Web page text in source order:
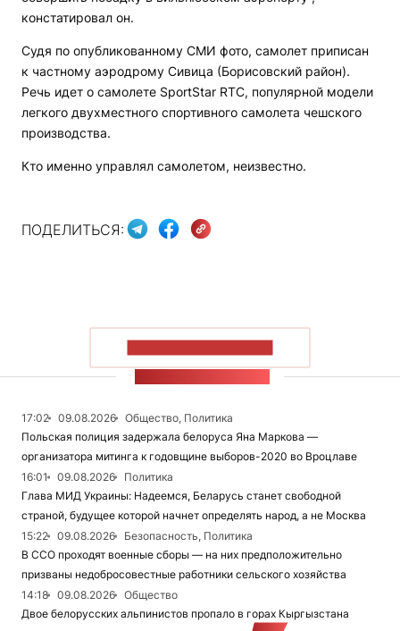
констатировал он.
Судя по опубликованному СМИ фото, самолет приписан
к частному аэродрому Сивица (Борисовский район).
Речь идет о самолете SportStar RTC, популярной модели
легкого двухместного спортивного самолета чешского
производства.
Кто именно управлял самолетом, неизвестно.
ПОДЕЛИТЬСЯ:
17:02 09.08.2026
Общество, Политика
Польская полиция задержала белоруса Яна Маркова —
организатора митинга к годовщине выборов-2020 во Вроцлаве
16:01
09.08.2026
Политика
Глава МИД Украины: Надеемся, Беларусь станет свободной
страной, будущее которой начнет определять народ, а не Москва
15:22
09.08.2026
Безопасность, Политика
В ССО проходят военные сборы — на них предположительно
призваны недобросовестные работники сельского хозяйства
14:18
09.08.2026
Общество
Двое белорусских альпинистов пропало в горах Кыргызстана